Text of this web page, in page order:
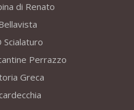
di Renato
Scialaturo
Perrazzo
Greca